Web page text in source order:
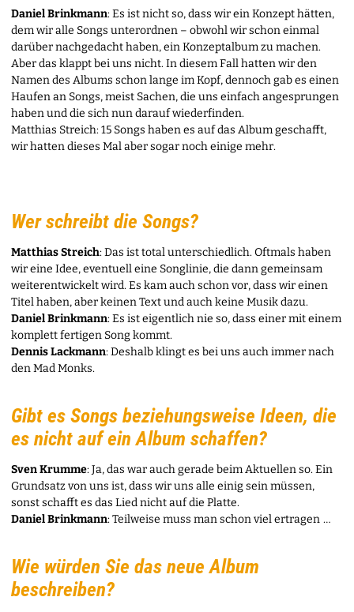
Daniel Brinkmann: Es ist nicht so, dass wir ein Konzept hätten,
dem wir alle Songs unterordnen – obwohl wir schon einmal
darüber nachgedacht haben, ein Konzeptalbum zu machen.
Aber das klappt bei uns nicht. In diesem Fall hatten wir den
Namen des Albums schon lange im Kopf, dennoch gab es einen
Haufen an Songs, meist Sachen, die uns einfach angesprungen
haben und die sich nun darauf wiederfinden.
Matthias Streich: 15 Songs haben es auf das Album geschafft,
wir hatten dieses Mal aber sogar noch einige mehr.
Wer schreibt die Songs?
Matthias Streich: Das ist total unterschiedlich. Oftmals haben
wir eine Idee, eventuell eine Songlinie, die dann gemeinsam
weiterentwickelt wird. Es kam auch schon vor, dass wir einen
Titel haben, aber keinen Text und auch keine Musik dazu.
Daniel Brinkmann: Es ist eigentlich nie so, dass einer mit einem
komplett fertigen Song kommt.
Dennis Lackmann: Deshalb klingt es bei uns auch immer nach
den Mad Monks.
Gibt es Songs beziehungsweise Ideen, die
es nicht auf ein Album schaffen?
Sven Krumme: Ja, das war auch gerade beim Aktuellen so. Ein
Grundsatz von uns ist, dass wir uns alle einig sein müssen,
sonst schafft es das Lied nicht auf die Platte.
Daniel Brinkmann: Teilweise muss man schon viel ertragen …
Wie würden Sie das neue Album
beschreiben?